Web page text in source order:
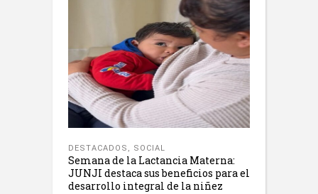
DESTACADOS , SOCIAL
Semana de la Lactancia Materna:
JUNJI destaca sus beneficios para el
desarrollo integral de la niñez